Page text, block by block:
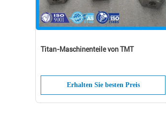
Titan-Maschinenteile von TMT
Erhalten Sie besten Preis